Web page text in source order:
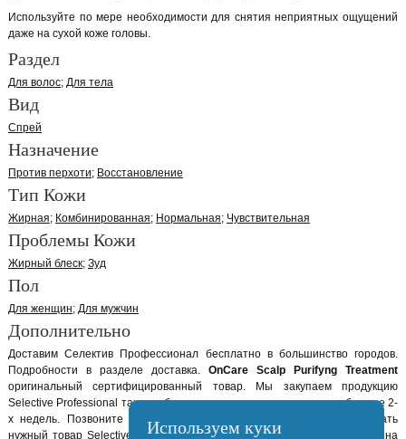
Используйте по мере необходимости для снятия неприятных ощущений
даже на сухой коже головы.
Раздел
Для волос Для тела
Вид
Спрей
Назначение
Против перхоти Восстановление
Тип Кожи
Жирная Комбинированная Нормальная Чувствительная
Проблемы Кожи
Жирный блеск Зуд
Пол
Для женщин Для мужчин
Дополнительно
Доставим Селектив Профессионал бесплатно в большинство городов.
Подробности в разделе доставка. OnCare Scalp Purifyng Treatment
оригинальный сертифицированный товар. Мы закупаем продукцию
Selective Professional так, что бы она не лежала у нас на складе больше 2-
х недель. Позвоните нам и наши консультанты помогут вам выбрать
нужный товар Selective Professional. Или ждем вашего онлайн заказа на
Используем куки